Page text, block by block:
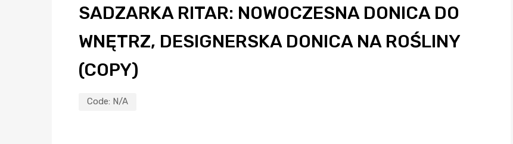
SADZARKA RITAR: NOWOCZESNA DONICA DO
WNĘTRZ, DESIGNERSKA DONICA NA ROŚLINY
(COPY)
Code: N/A